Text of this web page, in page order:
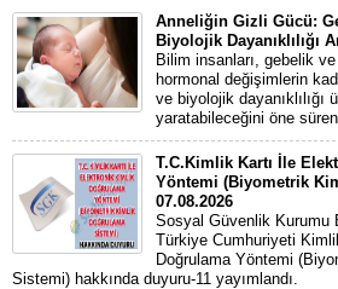
Anneliğin Gizli Gücü:
Biyolojik Dayanıklılığı
Bilim insanları, gebelik
hormonal değişimlerin
ve biyolojik
yaratabileceğini öne
T.C.Kimlik Kartı İle
Yöntemi (Biyometrik
07.08.2026
Sosyal Güvenlik Kurumu
Türkiye Cumhuriyeti
Doğrulama Yöntemi
Sistemi) hakkında duyuru-11 yayımlandı.